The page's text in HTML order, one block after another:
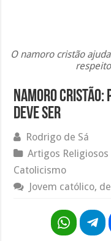
O namoro cristão
Namoro cristão:
deve ser
Rodrigo de Sá
Artigos Religiosos
Catolicismo
Jovem católico,